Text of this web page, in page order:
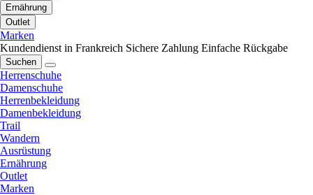
Ernährung
Outlet
Marken
Kundendienst in Frankreich Sichere Zahlung Einfache Rückgabe
Suchen
Herrenschuhe
Damenschuhe
Herrenbekleidung
Damenbekleidung
Trail
Wandern
Ausrüstung
Ernährung
Outlet
Marken